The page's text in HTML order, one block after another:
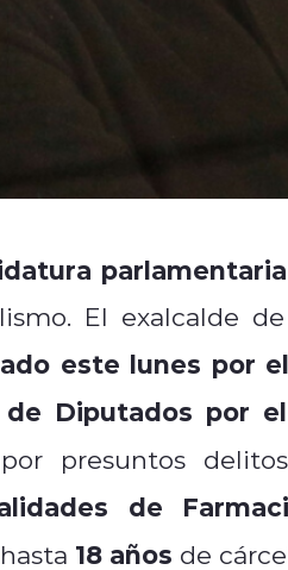
El exalcalde
este lunes por
de Diputados por
presuntos
de
18 años de